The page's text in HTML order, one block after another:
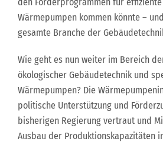
Wärmepumpen kommen könnte –
gesamte Branche der
Wie geht es nun weiter im Bereich
ökologischer Gebäudetechnik und
Wärmepumpen? Die
politische Unterstützung und
bisherigen Regierung vertraut und
Ausbau der Produktionskapazitäten